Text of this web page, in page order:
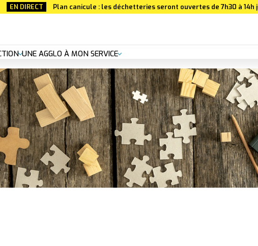
EN DIRECT Plan canicule : les déchetteries seront ouvertes de 7h30 à 14h
UNE AGGLO À MON SERVICE